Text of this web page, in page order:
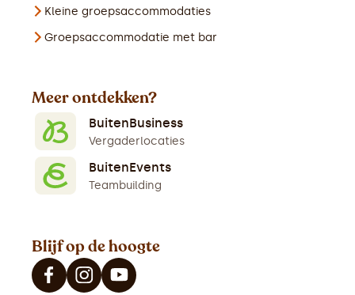
Kleine groepsaccommodaties
Groepsaccommodatie met bar
Meer ontdekken?
BuitenBusiness
Vergaderlocaties
BuitenEvents
Teambuilding
Blijf op de hoogte